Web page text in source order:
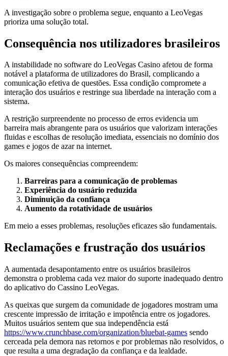
A investigação sobre o problema segue, enquanto a LeoVegas
prioriza uma solução total.
Consequência nos utilizadores brasileiros
A instabilidade no software do LeoVegas Casino afetou de forma
notável a plataforma de utilizadores do Brasil, complicando a
comunicação efetiva de questões. Essa condição compromete a
interação dos usuários e restringe sua liberdade na interação com a
sistema.
A restrição surpreendente no processo de erros evidencia um
barreira mais abrangente para os usuários que valorizam interações
fluidas e escolhas de resolução imediata, essenciais no domínio dos
games e jogos de azar na internet.
Os maiores consequências compreendem:
Barreiras para a comunicação de problemas
Experiência do usuário reduzida
Diminuição da confiança
Aumento da rotatividade de usuários
Em meio a esses problemas, resoluções eficazes são fundamentais.
Reclamações e frustração dos usuários
A aumentada desapontamento entre os usuários brasileiros
demonstra o problema cada vez maior do suporte inadequado dentro
do aplicativo do Cassino LeoVegas.
As queixas que surgem da comunidade de jogadores mostram uma
crescente impressão de irritação e impotência entre os jogadores.
Muitos usuários sentem que sua independência está
https://www.crunchbase.com/organization/bluebat-games sendo
cerceada pela demora nas retornos e por problemas não resolvidos, o
que resulta a uma degradação da confiança e da lealdade.